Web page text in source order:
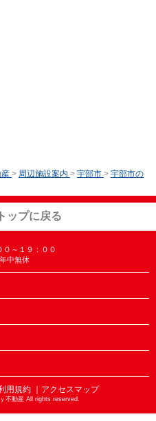
> 周辺施設案内 > 宇部市 > 宇部市の
ップに戻る
０～１９：００
中無休
用規約 ｜アクセスマップ
不動産 All rights reserved.